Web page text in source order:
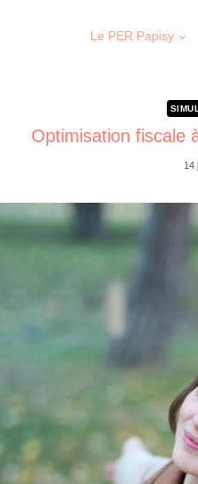
Le PER Papisy
Optimisation fiscale
14